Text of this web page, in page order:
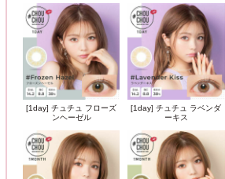
[1day] チュチュ フローズ
ンヘーゼル
[1day] チュチュ ラベンダ
ーキス